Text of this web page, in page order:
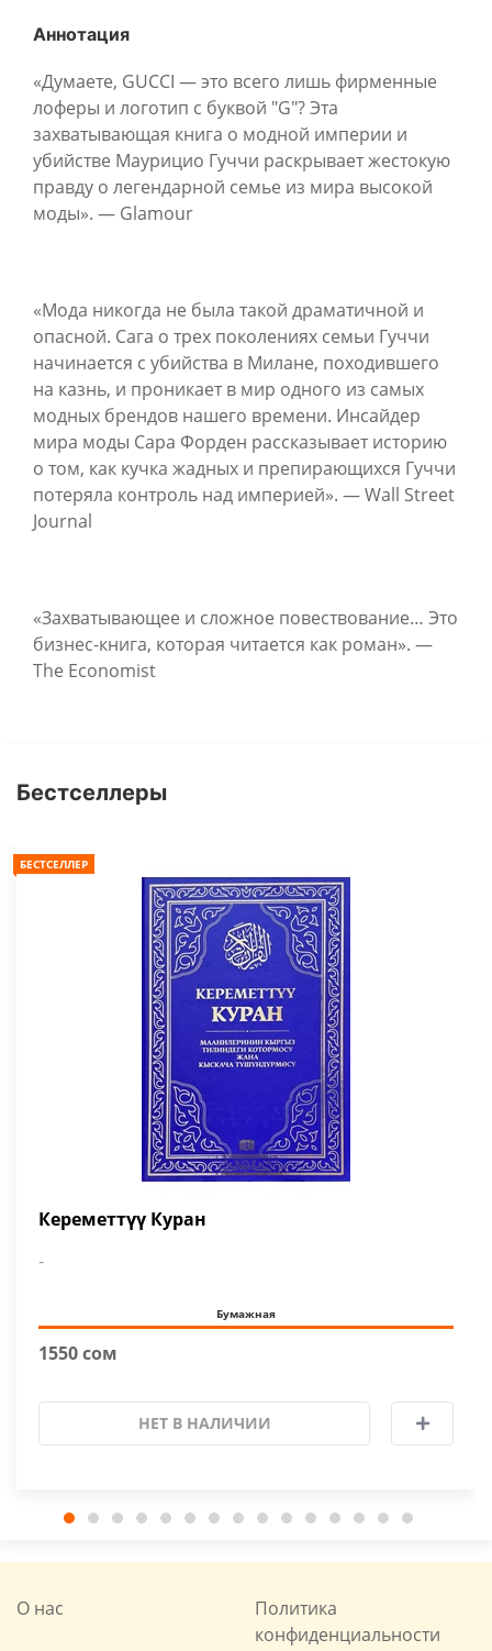
Аннотация
«Думаете, GUCCI — это всего лишь фирменные
лоферы и логотип с буквой "G"? Эта
захватывающая книга о модной империи и
убийстве Маурицио Гуччи раскрывает жестокую
правду о легендарной семье из мира высокой
моды». — Glamour
«Мода никогда не была такой драматичной и
опасной. Сага о трех поколениях семьи Гуччи
начинается с убийства в Милане, походившего
на казнь, и проникает в мир одного из самых
модных брендов нашего времени. Инсайдер
мира моды Сара Форден рассказывает историю
о том, как кучка жадных и препирающихся Гуччи
потеряла контроль над империей». — Wall Street
Journal
«Захватывающее и сложное повествование… Это
бизнес-книга, которая читается как роман». —
The Economist
Бестселлеры
БЕСТСЕЛЛЕР
Кереметтүү Куран
-
Бумажная
1550 сом
НЕТ В НАЛИЧИИ
О нас
Политика
конфиденциальности